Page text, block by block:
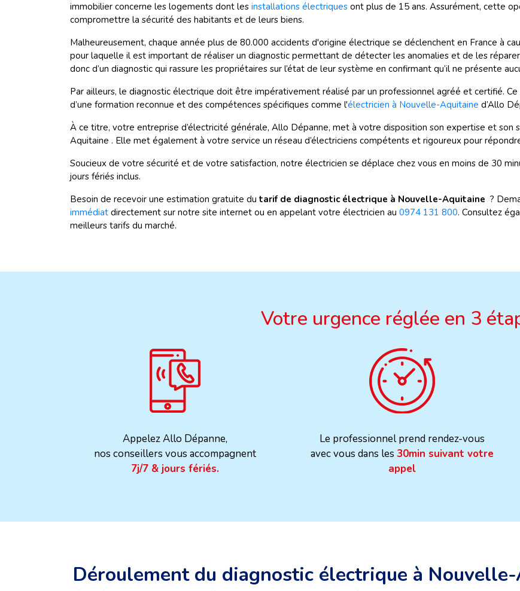
immobilier concerne les logements dont les installations électriques ont plus de 15 ans. Assurément, cette
compromettre la sécurité des habitants et de leurs biens.
Malheureusement, chaque année plus de 80.000 accidents d'origine électrique se déclenchent en France à
pour laquelle il est important de réaliser un diagnostic permettant de détecter les anomalies et de les
donc d’un diagnostic qui rassure les propriétaires sur l’état de leur système en confirmant qu’il ne présente
Par ailleurs, le diagnostic électrique doit être impérativement réalisé par un professionnel agréé et certifié.
d’une formation reconnue et des compétences spécifiques comme l'électricien à Nouvelle-Aquitaine d’Allo
À ce titre, votre entreprise d’électricité générale, Allo Dépanne, met à votre disposition son expertise et son
Aquitaine . Elle met également à votre service un réseau d’électriciens compétents et rigoureux pour
Soucieux de votre sécurité et de votre satisfaction, notre électricien se déplace chez vous en moins de 30
jours fériés inclus.
Besoin de recevoir une estimation gratuite du tarif de diagnostic électrique à Nouvelle-Aquitaine ?
immédiat directement sur notre site internet ou en appelant votre électricien au 0974 131 800. Consultez
meilleurs tarifs du marché.
Votre urgence réglée en 3
Appelez Allo Dépanne,
nos conseillers vous accompagnent
7j/7 & jours fériés.
Le professionnel prend rendez-vous
avec vous dans les 30min suivant votre
appel
Déroulement du diagnostic électrique à